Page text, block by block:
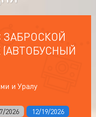
и Уралу
2026 12/19/2026